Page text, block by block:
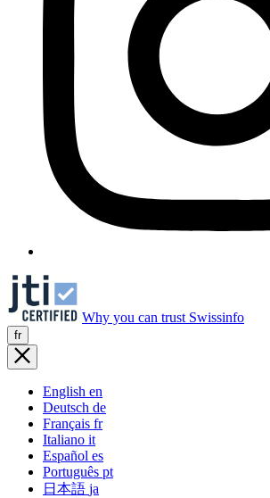
Why you can trust Swissinfo
fr
English en
Deutsch de
Français fr
Italiano it
Español es
Português pt
日本語 ja